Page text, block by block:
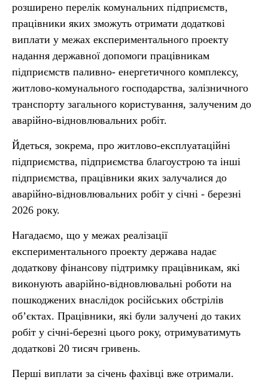
розширено перелік комунальних підприємств,
працівники яких зможуть отримати додаткові
виплати у межах експериментального проекту
надання державної допомоги працівникам
підприємств паливно- енергетичного комплексу,
житлово-комунального господарства, залізничного
транспорту загального користування, залученим до
аварійно-відновлювальних робіт.
Йдеться, зокрема, про житлово-експлуатаційні
підприємства, підприємства благоустрою та інші
підприємства, працівники яких залучалися до
аварійно-відновлювальних робіт у січні - березні
2026 року.
Нагадаємо, що у межах реалізації
експериментального проекту держава надає
додаткову фінансову підтримку працівникам, які
виконують аварійно-відновлювальні роботи на
пошкоджених внаслідок російських обстрілів
об’єктах. Працівники, які були залучені до таких
робіт у січні-березні цього року, отримуватимуть
додаткові 20 тисяч гривень.
Перші виплати за січень фахівці вже отримали.